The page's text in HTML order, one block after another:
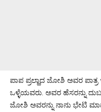
ಪಾಪ ಪ್ರಲ್ಹಾದ ಜೋಶಿ ಅವರ ಪಾತ್ರ
ಒಳ್ಳೆಯವರು. ಅವರ ಹೆಸರನ್ನು
ಜೋಶಿ ಅವರನ್ನು ನಾನು ಭೇಟಿ